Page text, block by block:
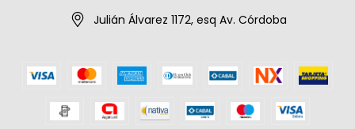
Julián Álvarez 1172, esq Av. Córdoba